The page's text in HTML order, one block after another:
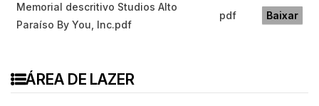
Memorial descritivo Studios Alto
Paraíso By You, Inc.pdf
pdf Baixar
ÁREA DE LAZER